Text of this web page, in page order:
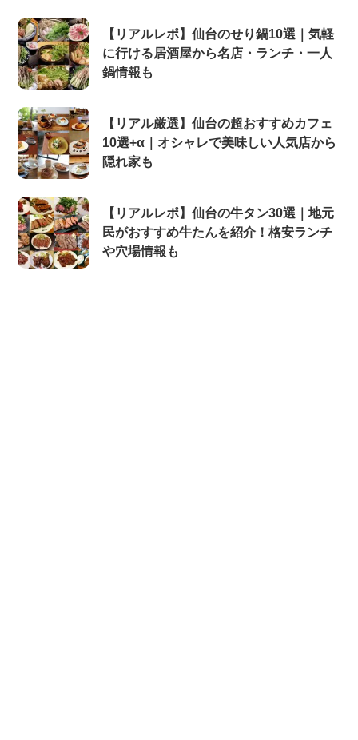
【リアルレポ】仙台のせり鍋10選｜気軽
に行ける居酒屋から名店・ランチ・一人
鍋情報も
【リアル厳選】仙台の超おすすめカフェ
10選+α｜オシャレで美味しい人気店から
隠れ家も
【リアルレポ】仙台の牛タン30選｜地元
民がおすすめ牛たんを紹介！格安ランチ
や穴場情報も